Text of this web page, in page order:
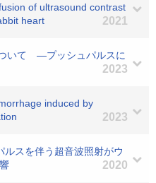
of ultrasound contrast
heart
2021
いて ―プッシュパルスに
2023
induced by
2023
スを伴う超音波照射がウ
2020